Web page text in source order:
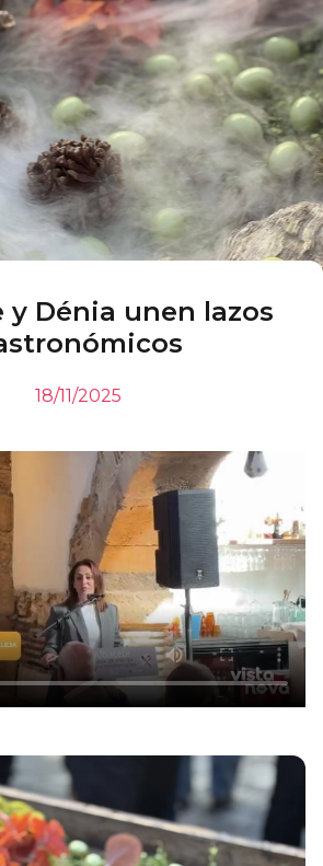
y Dénia unen lazos
18/11/2025